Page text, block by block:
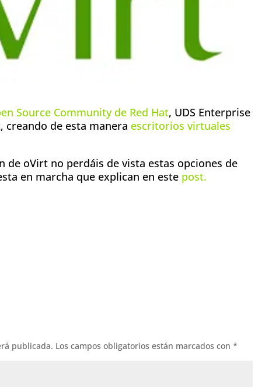
Source Community de Red Hat, UDS Enterprise
de esta manera escritorios virtuales
de oVirt no perdáis de vista estas opciones de
en marcha que explican en este post.
publicada. Los campos obligatorios están marcados con *